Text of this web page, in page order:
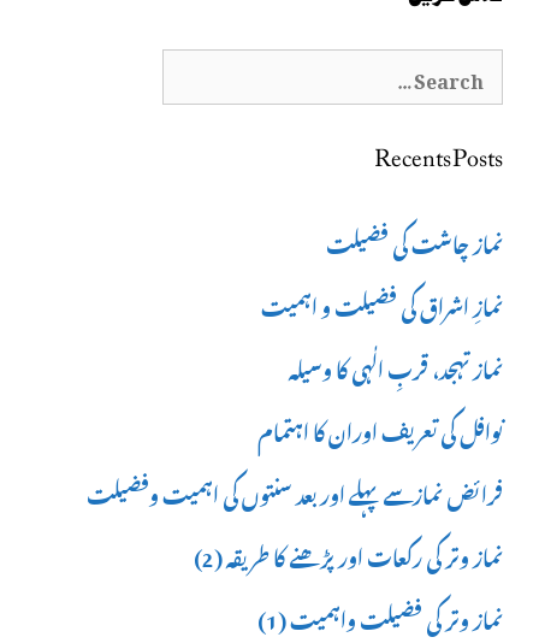
Search
Recents Posts
نماز چاشت کی فضیلت
نمازِ اشراق کی فضیلت و اہمیت
نماز تہجد، قربِ الٰہی کا وسیلہ
نوافل کی تعریف اوران کا اہتمام
فرائض نمازسے پہلے اور بعد سنتوں کی اہمیت وفضیلت
نماز وتر کی رکعات اور پڑھنے کا طریقہ (2)
نماز وتر کی فضیلت واہمیت (1)